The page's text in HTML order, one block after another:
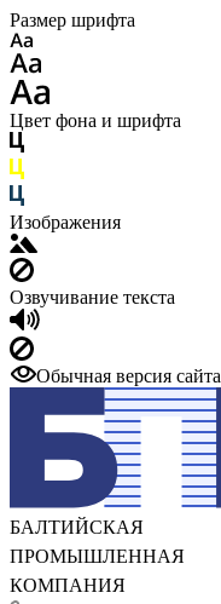
Размер шрифта
Цвет фона и шрифта
Изображения
Озвучивание текста
Обычная версия сайта
БАЛТИЙСКАЯ
ПРОМЫШЛЕННАЯ
КОМПАНИЯ